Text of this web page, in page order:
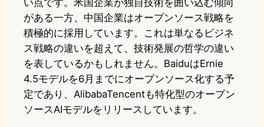
がある一方、中国企業はオープンソース戦略を
積極的に採用しています。これは単なるビジネ
ス戦略の違いを超えて、技術発展の哲学の違い
を表しているかもしれません。BaiduはErnie
4.5モデルを6月までにオープンソース化する予
定であり、AlibabaTencentも特化型のオープン
ソースAIモデルをリリースしています。